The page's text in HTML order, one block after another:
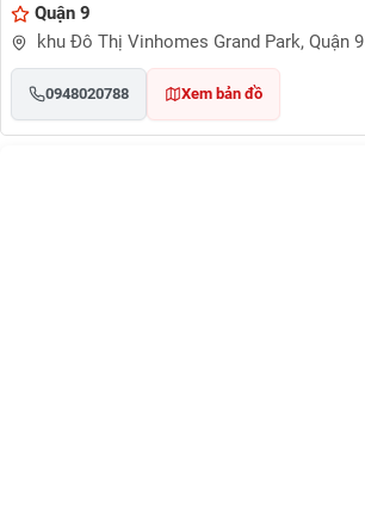
Quận 9
khu Đô Thị Vinhomes Grand Park, Quận 9
0948020788 Xem bản đồ